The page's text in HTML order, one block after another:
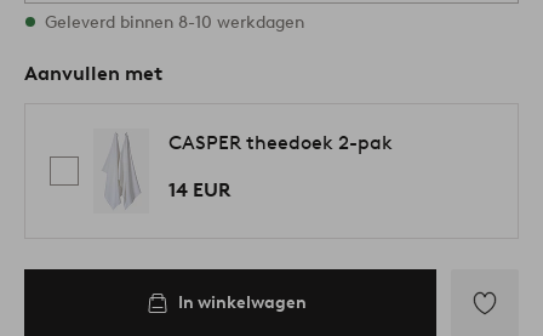
Op voorraad
Geleverd binnen 8-10 werkdagen
Aanvullen met
CASPER theedoek 2-pak
14 EUR
In winkelwagen